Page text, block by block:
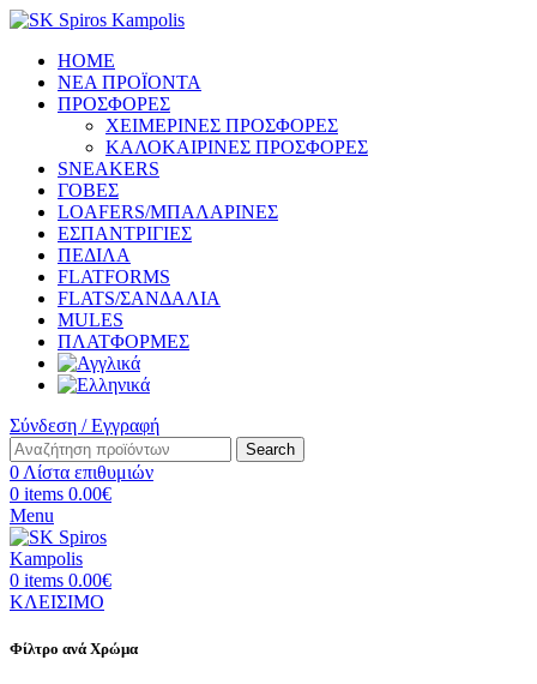
HOME
ΝΕΑ ΠΡΟΪΟΝΤΑ
ΠΡΟΣΦΟΡΕΣ
ΧΕΙΜΕΡΙΝΕΣ ΠΡΟΣΦΟΡΕΣ
ΚΑΛΟΚΑΙΡΙΝΕΣ ΠΡΟΣΦΟΡΕΣ
SNEAKERS
ΓΟΒΕΣ
LOAFERS/ΜΠΑΛΑΡΙΝΕΣ
ΕΣΠΑΝΤΡΙΓΙΕΣ
ΠΕΔΙΛΑ
FLATFORMS
FLATS/ΣΑΝΔΑΛΙΑ
MULES
ΠΛΑΤΦΟΡΜΕΣ
Σύνδεση / Εγγραφή
Search
0 Λίστα επιθυμιών
0 items 0.00€
Menu
0 items 0.00€
ΚΛΕΙΣΙΜΟ
Φίλτρο ανά Χρώμα